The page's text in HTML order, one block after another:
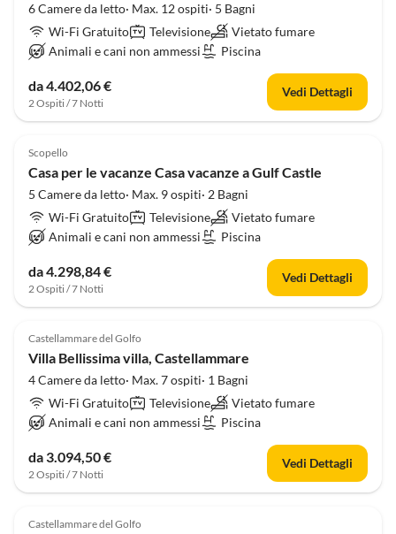
6 Camere da letto· Max. 12 ospiti· 5 Bagni
Wi-Fi Gratuito
Televisione
Vietato fumare
Animali e cani non ammessi
Piscina
da 4.402,06 €
2 Ospiti / 7 Notti
Vedi Dettagli
4.0 (10)
Scopello
Casa per le vacanze Casa vacanze a Gulf Castle
5 Camere da letto· Max. 9 ospiti· 2 Bagni
Wi-Fi Gratuito
Televisione
Vietato fumare
Animali e cani non ammessi
Piscina
da 4.298,84 €
2 Ospiti / 7 Notti
Vedi Dettagli
4.0 (9)
Castellammare del Golfo
Villa Bellissima villa, Castellammare
4 Camere da letto· Max. 7 ospiti· 1 Bagni
Wi-Fi Gratuito
Televisione
Vietato fumare
Animali e cani non ammessi
Piscina
da 3.094,50 €
2 Ospiti / 7 Notti
Vedi Dettagli
4.0 (9)
Castellammare del Golfo